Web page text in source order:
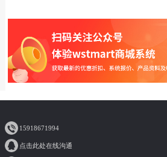
15918671994
点击此处在线沟通